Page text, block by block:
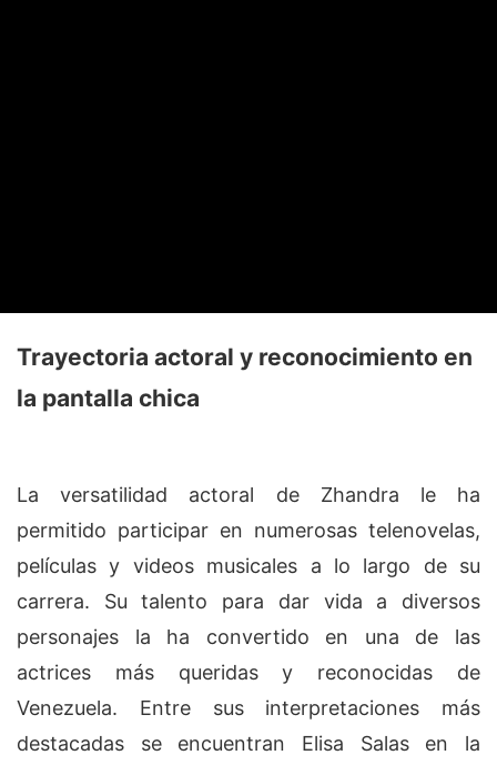
Trayectoria actoral y reconocimiento en
la pantalla chica
La versatilidad actoral de Zhandra le ha
permitido participar en numerosas telenovelas,
películas y videos musicales a lo largo de su
carrera. Su talento para dar vida a diversos
personajes la ha convertido en una de las
actrices más queridas y reconocidas de
Venezuela. Entre sus interpretaciones más
destacadas se encuentran Elisa Salas en la